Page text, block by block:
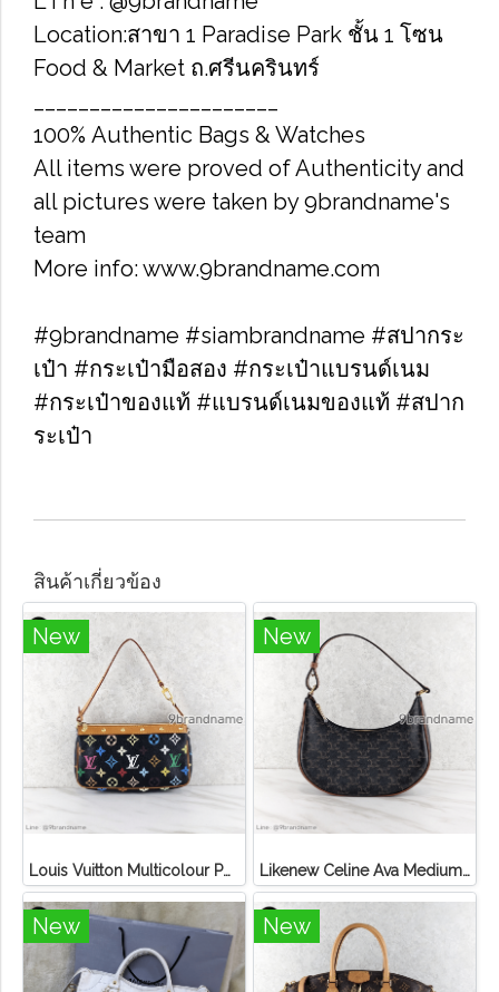
Location:สาขา 1 Paradise Park ชั้น 1 โซน
Food & Market ถ.ศรีนครินทร์
100% Authentic Bags & Watches
All items were proved of Authenticity and
all pictures were taken by 9brandname's
team
More info: www.9brandname.com
#9brandname #siambrandname #สปากระ
เป๋า #กระเป๋ามือสอง #กระเป๋าแบรนด์เนม
#กระเป๋าของแท้ #แบรนด์เนมของแท้ #สปาก
ระเป๋า
สินค้าเกี่ยวข้อง
New
Louis Vuitton Multicolour Pochette Canvas
New
Likenew Celine Ava Medium Triomphe Canvas
New New